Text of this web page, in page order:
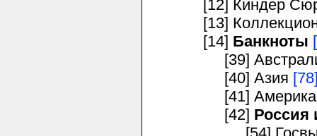
[12] Киндер
[13]
[14] Банкноты
[39] Австралия
[40] Азия
[41]
[42]